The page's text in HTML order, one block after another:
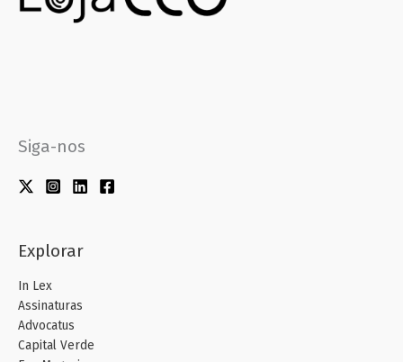
Siga-nos
Explorar
In Lex
Assinaturas
Advocatus
Capital Verde